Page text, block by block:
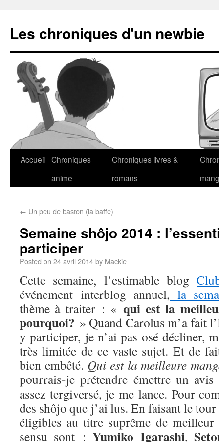
Les chroniques d'un newbie
Accueil Chroniques
anime
Chroniques livres &
romans
← Un peu de baston (la baffe)
Semaine shôjo 2014 :
participer
Posted on 24 avril 2014by Mackie
Cette semaine, l’estimable blog
événement interblog annuel, la
thème à traiter : « qui est la
pourquoi? » Quand Carolus m’a fait
y participer, je n’ai pas osé décliner,
très limitée de ce vaste sujet. Et de
bien embêté. Qui est la meilleure
pourrais-je prétendre émettre un
assez tergiversé, je me lance. Pour
des shôjo que j’ai lus. En faisant le tour
éligibles au titre suprême de
sensu sont :Yumiko Igarashi,